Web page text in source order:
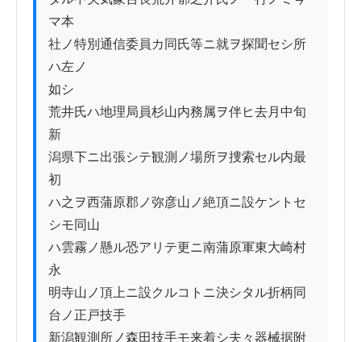
マ本
社ノ特別通信委員カ同氏等ニ就ヲ探聞セシ所
ハ左ノ
如シ
荒井氏ハ地理局員杉山内務属ヲ伴ヒ去月中旬
新
潟県下ニ出張シテ観測ノ場所ヲ捜索セル内最
初
ハ之ヲ西蒲原郡ノ弥彦山ノ絶頂ニ設ケントセ
シモ同山
ハ雲霧ノ懸ル恐アリテ更ニ南蒲原軍東大崎村
永
明寺山ノ頂上ニ設クルコトニ決シタル折柄同
台ノ正戸技手
新潟観測所ノ森田技手モ来着シ夫々器械据附